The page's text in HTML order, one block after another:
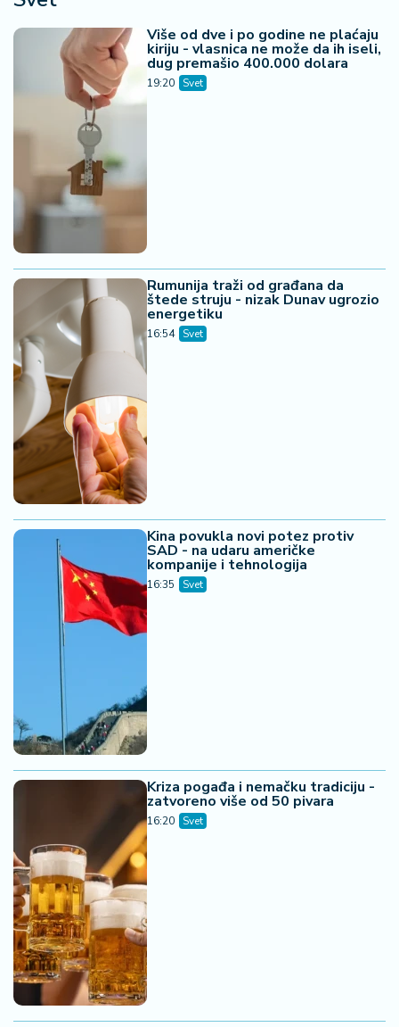
Više od dve i po godine ne plaćaju
kiriju - vlasnica ne može da ih iseli,
dug premašio 400.000 dolara
19:20 Svet
Rumunija traži od građana da
štede struju - nizak Dunav ugrozio
energetiku
16:54 Svet
Kina povukla novi potez protiv
SAD - na udaru američke
kompanije i tehnologija
16:35 Svet
Kriza pogađa i nemačku tradiciju -
zatvoreno više od 50 pivara
16:20 Svet